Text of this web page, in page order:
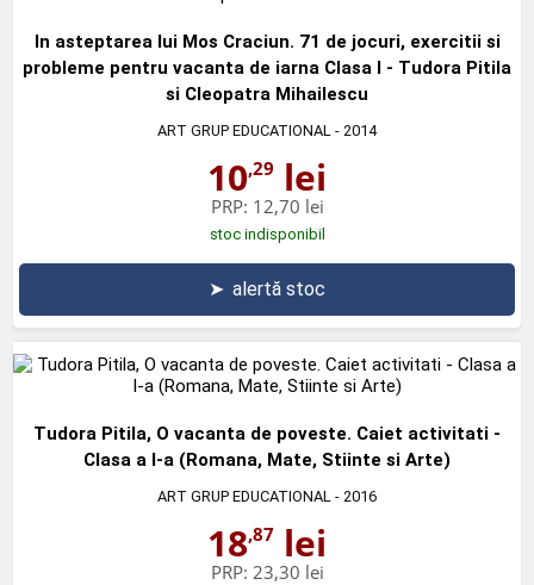
In asteptarea lui Mos Craciun. 71 de jocuri, exercitii si
probleme pentru vacanta de iarna Clasa I - Tudora Pitila
si Cleopatra Mihailescu
ART GRUP EDUCATIONAL - 2014
10,29 lei
PRP: 12,70 lei
stoc indisponibil
➤ alertă stoc
Tudora Pitila, O vacanta de poveste. Caiet activitati -
Clasa a I-a (Romana, Mate, Stiinte si Arte)
ART GRUP EDUCATIONAL - 2016
18,87 lei
PRP: 23,30 lei